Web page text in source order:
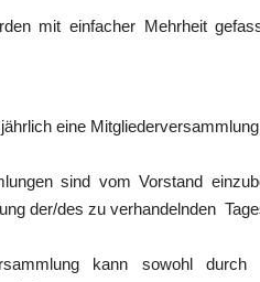
mit einfacher Mehrheit
eine
sind vom Vorstand
der/des zu verhandelnden
kann sowohl